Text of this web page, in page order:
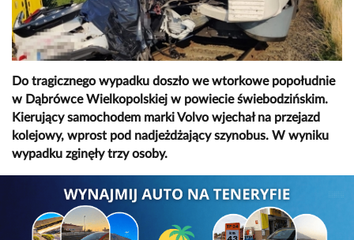
Do tragicznego wypadku doszło we wtorkowe popołudnie
w Dąbrówce Wielkopolskiej w powiecie świebodzińskim.
Kierujący samochodem marki Volvo wjechał na przejazd
kolejowy, wprost pod nadjeżdżający szynobus. W wyniku
wypadku zginęły trzy osoby.